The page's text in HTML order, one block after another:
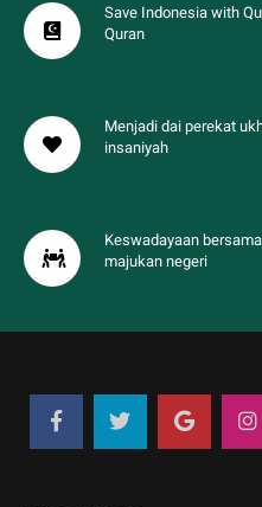
Save Indonesia with
Quran
Menjadi dai perekat
insaniyah
Keswadayaan
majukan negeri